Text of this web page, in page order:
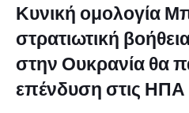
Κυνική ομολογία
στρατιωτική
στην Ουκρανία θα
επένδυση στις ΗΠΑ